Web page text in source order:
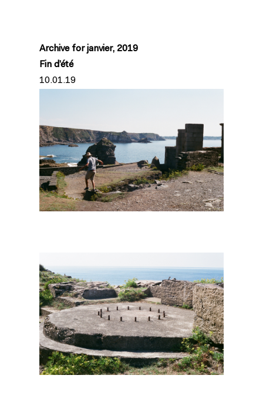
Archive for janvier, 2019
Fin d’été
10.01.19